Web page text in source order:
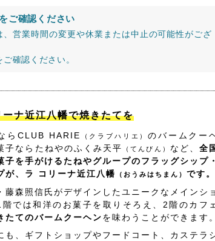
ご確認ください
営業時間の変更や休業または中止の可能性がござ
確認ください。
ーナ近江八幡で焼きたてを
らCLUB HARIE （クラブハリエ）のバームクー
子ならたねやのふくみ天平
（てんびん） など、 全
子を手がけるたねやグループのフラッグシップ
が、ラ コリーナ近江八幡
（おうみはちまん） です。
藤森照信氏がデザインしたユニークなメインシ
階では和洋のお菓子を取りそろえ、2階のカフ
たてのバームクーヘンを味わうことができます
も、ギフトショップやフードコート、カステラ